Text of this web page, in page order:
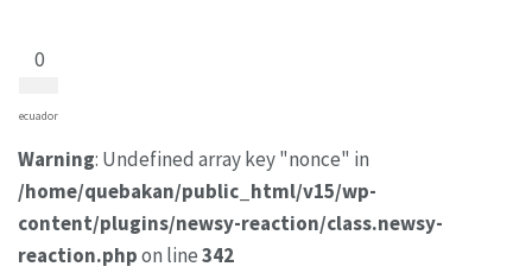
0
ecuador
Warning: Undefined array key "nonce" in
/home/quebakan/public_html/v15/wp-
content/plugins/newsy-reaction/class.newsy-
reaction.phpon line342